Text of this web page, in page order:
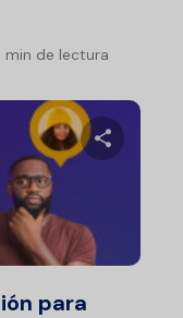
min de lectura
para